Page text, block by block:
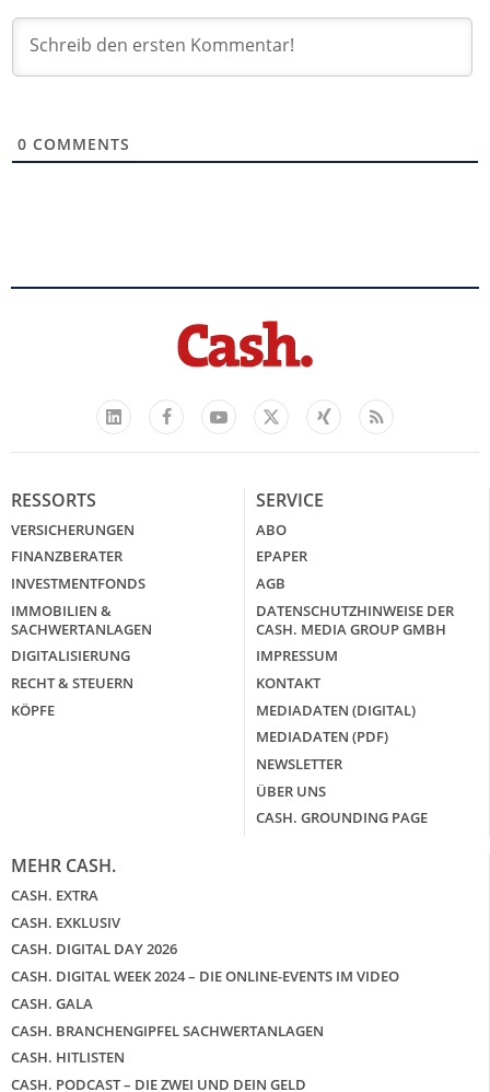
0 COMMENTS
LinkedIn
FacebookYouTube
X
Xing Feed
RESSORTS
VERSICHERUNGEN
FINANZBERATER
INVESTMENTFONDS
IMMOBILIEN &
SACHWERTANLAGEN
DIGITALISIERUNG
RECHT & STEUERN
KÖPFE
SERVICE
ABO
EPAPER
AGB
DATENSCHUTZHINWEISE DER
CASH. MEDIA GROUP GMBH
IMPRESSUM
KONTAKT
MEDIADATEN (DIGITAL)
MEDIADATEN (PDF)
NEWSLETTER
ÜBER UNS
CASH. GROUNDING PAGE
MEHR CASH.
CASH. EXTRA
CASH. EXKLUSIV
CASH. DIGITAL DAY 2026
CASH. DIGITAL WEEK 2024 – DIE ONLINE-EVENTS IM VIDEO
CASH. GALA
CASH. BRANCHENGIPFEL SACHWERTANLAGEN
CASH. HITLISTEN
CASH. PODCAST – DIE ZWEI UND DEIN GELD